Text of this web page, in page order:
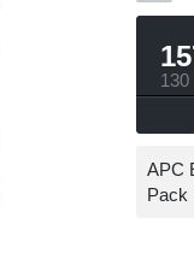
APC
Pack